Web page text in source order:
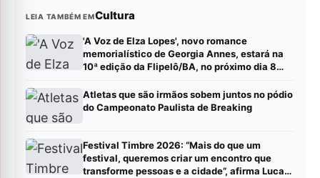
LEIA TAMBÉM EMCultura
'A Voz de Elza Lopes', novo romance
memorialístico de Georgia Annes, estará na
10ª edição da Flipelô/BA, no próximo dia 8
Atletas que são irmãos sobem juntos no pódio
do Campeonato Paulista de Breaking
Festival Timbre 2026: “Mais do que um
festival, queremos criar um encontro que
transforme pessoas e a cidade”, afirma Lucas